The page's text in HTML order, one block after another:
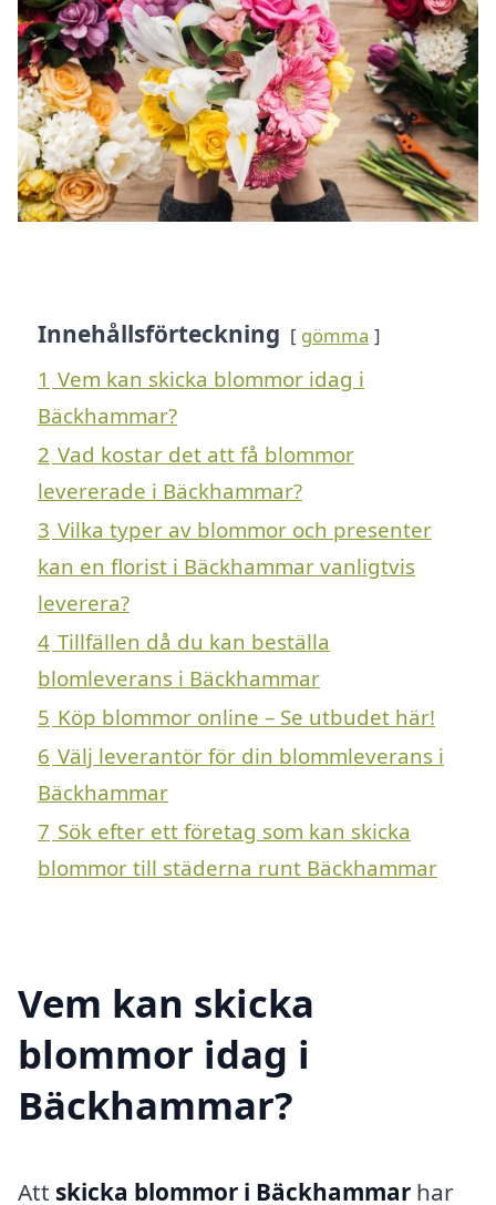
Innehållsförteckning gömma
1 Vem kan skicka blommor idag i
Bäckhammar?
2 Vad kostar det att få blommor
levererade i Bäckhammar?
3 Vilka typer av blommor och presenter
kan en florist i Bäckhammar vanligtvis
leverera?
4 Tillfällen då du kan beställa
blomleverans i Bäckhammar
5 Köp blommor online – Se utbudet här!
6 Välj leverantör för din blommleverans i
Bäckhammar
7 Sök efter ett företag som kan skicka
blommor till städerna runt Bäckhammar
Vem kan skicka
blommor idag i
Bäckhammar?
Att skicka blommor i Bäckhammar har